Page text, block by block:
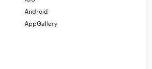
Android
AppGallery